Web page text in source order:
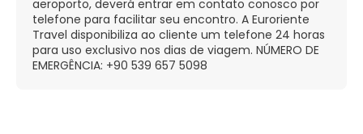
aeroporto, deverá entrar em contato conosco por
telefone para facilitar seu encontro. A Euroriente
Travel disponibiliza ao cliente um telefone 24 horas
para uso exclusivo nos dias de viagem. NÚMERO DE
EMERGÊNCIA: +90 539 657 5098